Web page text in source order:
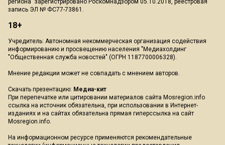
региона" зарегистрировано Роскомнадзором 05.10.2018, реестровая
запись ЭЛ № ФС77-73861.
18+
Учредитель: Автономная некоммерческая организация содействия
информированию и просвещению населения "Медиахолдинг
"Общественная служба новостей" (ОГРН 1187700006328).
Мнение редакции может не совпадать с мнением авторов.
Скачать презентацию: Медиа-кит
При перепечатке или цитировании материалов сайта Mosregion.info
ссылка на источник обязательна, при использовании в Интернет-
изданиях и на сайтах обязательна прямая гиперссылка на сайт
Mosregion.info.
На информационном ресурсе применяются рекомендательные